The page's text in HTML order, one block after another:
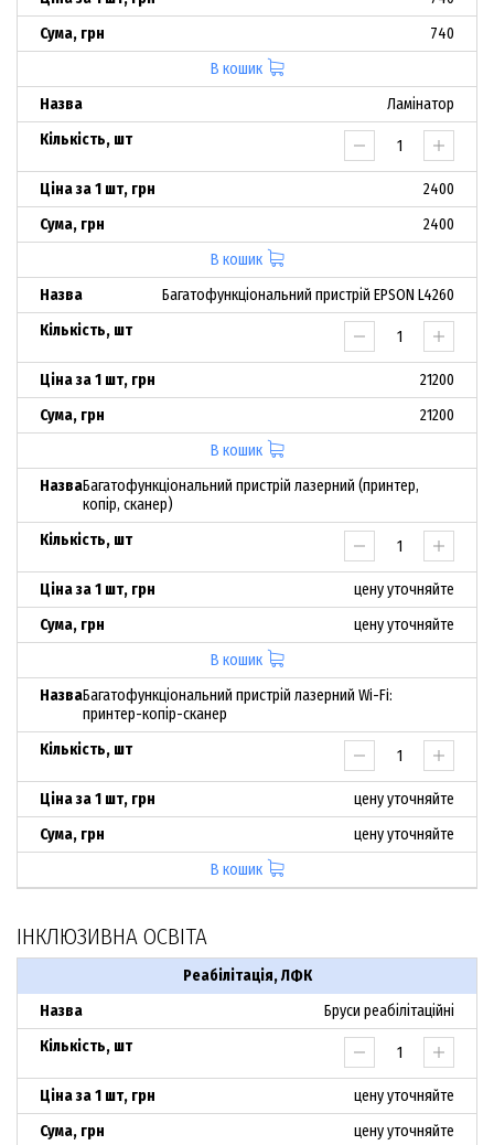
740
В кошик
Ламінатор
2400
2400
В кошик
Багатофункціональний пристрій EPSON L4260
21200
21200
В кошик
Багатофункціональний пристрій лазерний (принтер,
копір, сканер)
цену уточняйте
цену уточняйте
В кошик
Багатофункціональний пристрій лазерний Wi-Fi:
принтер-копір-сканер
цену уточняйте
цену уточняйте
В кошик
ІНКЛЮЗИВНА ОСВІТА
Реабілітація, ЛФК
Бруси реабілітаційні
цену уточняйте
цену уточняйте